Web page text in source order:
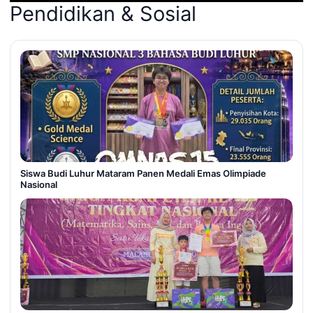
Pendidikan & Sosial
Siswa Budi Luhur Mataram Panen Medali Emas Olimpiade
Nasional